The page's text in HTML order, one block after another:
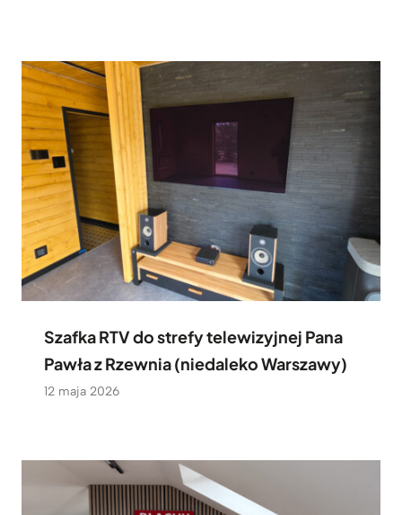
Szafka RTV do strefy telewizyjnej Pana
Pawła z Rzewnia (niedaleko Warszawy)
12 maja 2026